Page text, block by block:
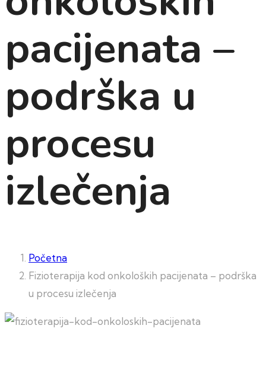
pacijenata –
podrška u
procesu
izlečenja
Početna
Fizioterapija kod onkoloških pacijenata – podrška
u procesu izlečenja